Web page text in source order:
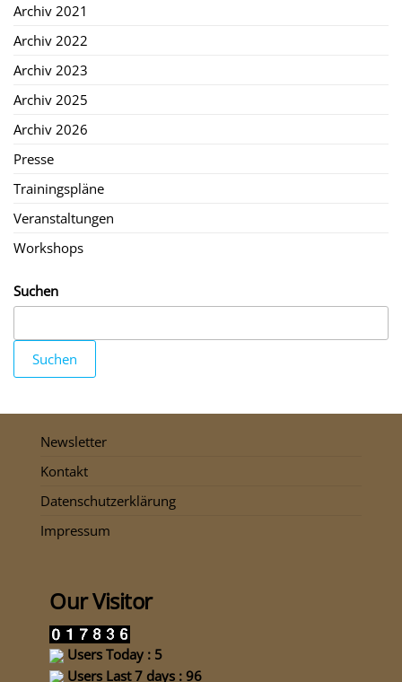
Archiv 2021
Archiv 2022
Archiv 2023
Archiv 2025
Archiv 2026
Presse
Trainingspläne
Veranstaltungen
Workshops
Suchen
Suchen
Newsletter
Kontakt
Datenschutzerklärung
Impressum
Our Visitor
Users Today : 5
Users Last 7 days : 96